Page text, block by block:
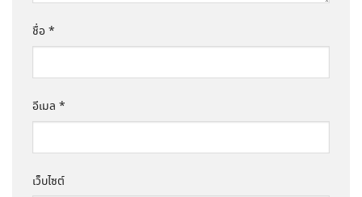
ชื่อ*
อีเมล *
เว็บไซต์